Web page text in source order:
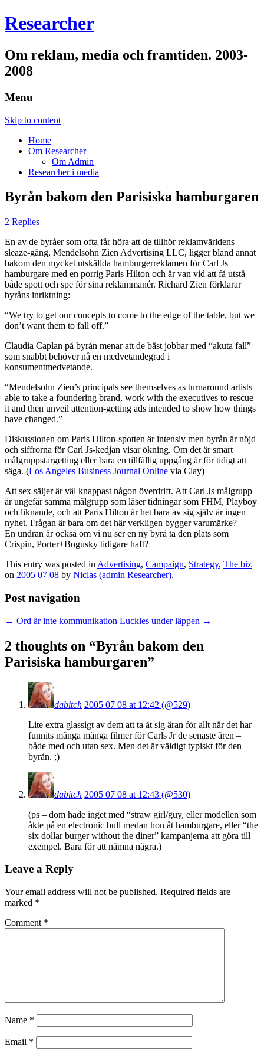
Researcher
Om reklam, media och framtiden. 2003-
2008
Menu
Skip to content
Home
Om Researcher
Om Admin
Researcher i media
Byrån bakom den Parisiska hamburgaren
2 Replies
En av de byråer som ofta får höra att de tillhör reklamvärldens
sleaze-gäng, Mendelsohn Zien Advertising LLC, ligger bland annat
bakom den mycket utskällda hamburgerreklamen för Carl Js
hamburgare med en porrig Paris Hilton och är van vid att få utstå
både spott och spe för sina reklammanér. Richard Zien förklarar
byråns inriktning:
“We try to get our concepts to come to the edge of the table, but we
don’t want them to fall off.”
Claudia Caplan på byrån menar att de bäst jobbar med “akuta fall”
som snabbt behöver nå en medvetandegrad i
konsumentmedvetande.
“Mendelsohn Zien’s principals see themselves as turnaround artists –
able to take a foundering brand, work with the executives to rescue
it and then unveil attention-getting ads intended to show how things
have changed.”
Diskussionen om Paris Hilton-spotten är intensiv men byrån är nöjd
och siffrorna för Carl Js-kedjan visar ökning. Om det är smart
målgruppstargetting eller bara en tillfällig uppgång är för tidigt att
säga. (Los Angeles Business Journal Online via Clay)
Att sex säljer är väl knappast någon överdrift. Att Carl Js målgrupp
är ungefär samma målgrupp som läser tidningar som FHM, Playboy
och liknande, och att Paris Hilton är het bara av sig själv är ingen
nyhet. Frågan är bara om det här verkligen bygger varumärke?
En undran är också om vi nu ser en ny byrå ta den plats som
Crispin, Porter+Bogusky tidigare haft?
This entry was posted in Advertising, Campaign, Strategy, The biz
on 2005 07 08 by Niclas (admin Researcher).
Post navigation
← Ord är inte kommunikation Luckies under läppen →
2 thoughts on “Byrån bakom den
Parisiska hamburgaren”
dabitch 2005 07 08 at 12:42 (@529)
Lite extra glassigt av dem att ta åt sig äran för allt när det har
funnits många många filmer för Carls Jr de senaste åren –
både med och utan sex. Men det är väldigt typiskt för den
byrån. ;)
dabitch 2005 07 08 at 12:43 (@530)
(ps – dom hade inget med “straw girl/guy, eller modellen som
åkte på en electronic bull medan hon åt hamburgare, eller “the
six dollar burger without the diner” kampanjerna att göra till
exempel. Bara för att nämna några.)
Leave a Reply
Your email address will not be published. Required fields are
marked *
Comment *
Name *
Email *